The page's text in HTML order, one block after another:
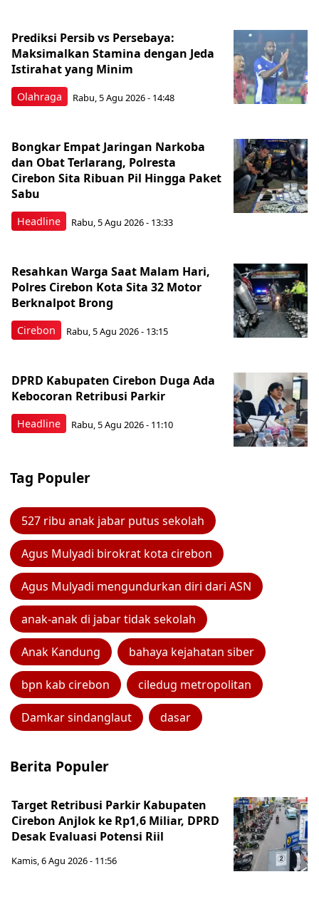
Olahraga
Prediksi Persib vs Persebaya:
Maksimalkan Stamina dengan Jeda
Istirahat yang Minim
Rabu, 5 Agu 2026 - 14:48
Headline
Bongkar Empat Jaringan Narkoba
dan Obat Terlarang, Polresta
Cirebon Sita Ribuan Pil Hingga Paket
Sabu
Rabu, 5 Agu 2026 - 13:33
Cirebon
Resahkan Warga Saat Malam Hari,
Polres Cirebon Kota Sita 32 Motor
Berknalpot Brong
Rabu, 5 Agu 2026 - 13:15
Headline
DPRD Kabupaten Cirebon Duga Ada
Kebocoran Retribusi Parkir
Rabu, 5 Agu 2026 - 11:10
Tag Populer
527 ribu anak jabar putus sekolah
Agus Mulyadi birokrat kota cirebon
Agus Mulyadi mengundurkan diri dari ASN
anak-anak di jabar tidak sekolah
Anak Kandung bahaya kejahatan siber
bpn kab cirebon ciledug metropolitan
Damkar sindanglaut dasar
Berita Populer
Target Retribusi Parkir Kabupaten
Cirebon Anjlok ke Rp1,6 Miliar, DPRD
Desak Evaluasi Potensi Riil
Kamis, 6 Agu 2026 - 11:56